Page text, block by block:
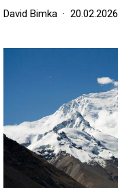
David Bimka 20.02.2026